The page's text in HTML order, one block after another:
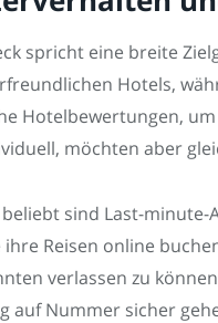
spricht eine breite
Hotels,
Hotelbewertungen,
möchten aber
sind Last-
ihre Reisen online
verlassen zu
auf Nummer sicher